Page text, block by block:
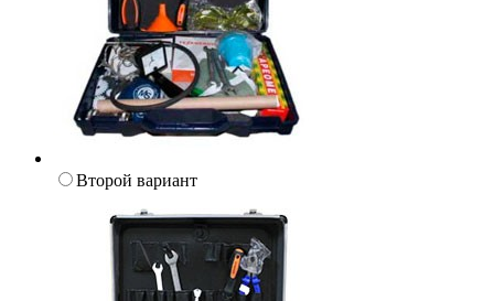
Второй вариант